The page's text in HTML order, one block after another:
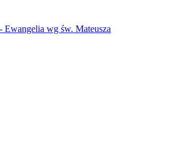
wg św. Mateusza